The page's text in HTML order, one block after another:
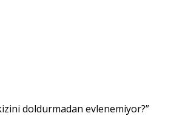
doldurmadan evlenemiyor?”